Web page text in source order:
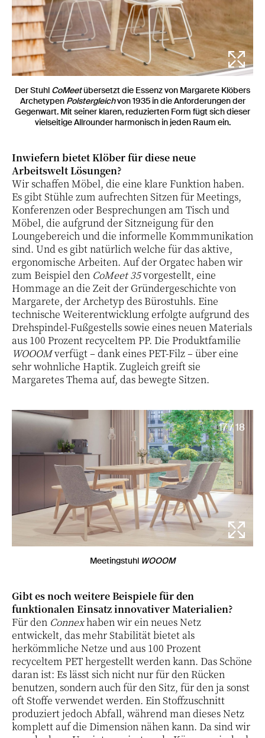
Der Stuhl CoMeetübersetzt die Essenz von Margarete Klöbers
Archetypen Polstergleichvon 1935 in die Anforderungen der
Gegenwart. Mit seiner klaren, reduzierten Form fügt sich dieser
vielseitige Allrounder harmonisch in jeden Raum ein.
Inwiefern bietet Klöber für diese neue
Arbeitswelt Lösungen?
Wir schaffen Möbel, die eine klare Funktion haben.
Es gibt Stühle zum aufrechten Sitzen für Meetings,
Konferenzen oder Besprechungen am Tisch und
Möbel, die aufgrund der Sitzneigung für den
Loungebereich und die informelle Kommmunikation
sind. Und es gibt natürlich welche für das aktive,
ergonomische Arbeiten. Auf der Orgatec haben wir
zum Beispiel den CoMeet 35vorgestellt, eine
Hommage an die Zeit der Gründergeschichte von
Margarete, der Archetyp des Bürostuhls. Eine
technische Weiterentwicklung erfolgte aufgrund des
Drehspindel-Fußgestells sowie eines neuen Materials
aus 100 Prozent recyceltem PP. Die Produktfamilie
WOOOMverfügt – dank eines PET-Filz – über eine
sehr wohnliche Haptik. Zugleich greift sie
Margaretes Thema auf, das bewegte Sitzen.
17 / 18
Meetingstuhl WOOOM
Gibt es noch weitere Beispiele für den
funktionalen Einsatz innovativer Materialien?
Für den Connexhaben wir ein neues Netz
entwickelt, das mehr Stabilität bietet als
herkömmliche Netze und aus 100 Prozent
recyceltem PET hergestellt werden kann. Das Schöne
daran ist: Es lässt sich nicht nur für den Rücken
benutzen, sondern auch für den Sitz, für den ja sonst
oft Stoffe verwendet werden. Ein Stoffzuschnitt
produziert jedoch Abfall, während man dieses Netz
komplett auf die Dimension nähen kann. Da sind wir